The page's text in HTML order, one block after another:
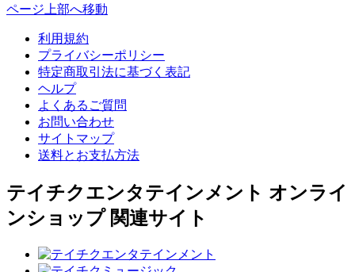
ページ上部へ移動
利用規約
プライバシーポリシー
特定商取引法に基づく表記
ヘルプ
よくあるご質問
お問い合わせ
サイトマップ
送料とお支払方法
テイチクエンタテインメント オンライ
ンショップ 関連サイト